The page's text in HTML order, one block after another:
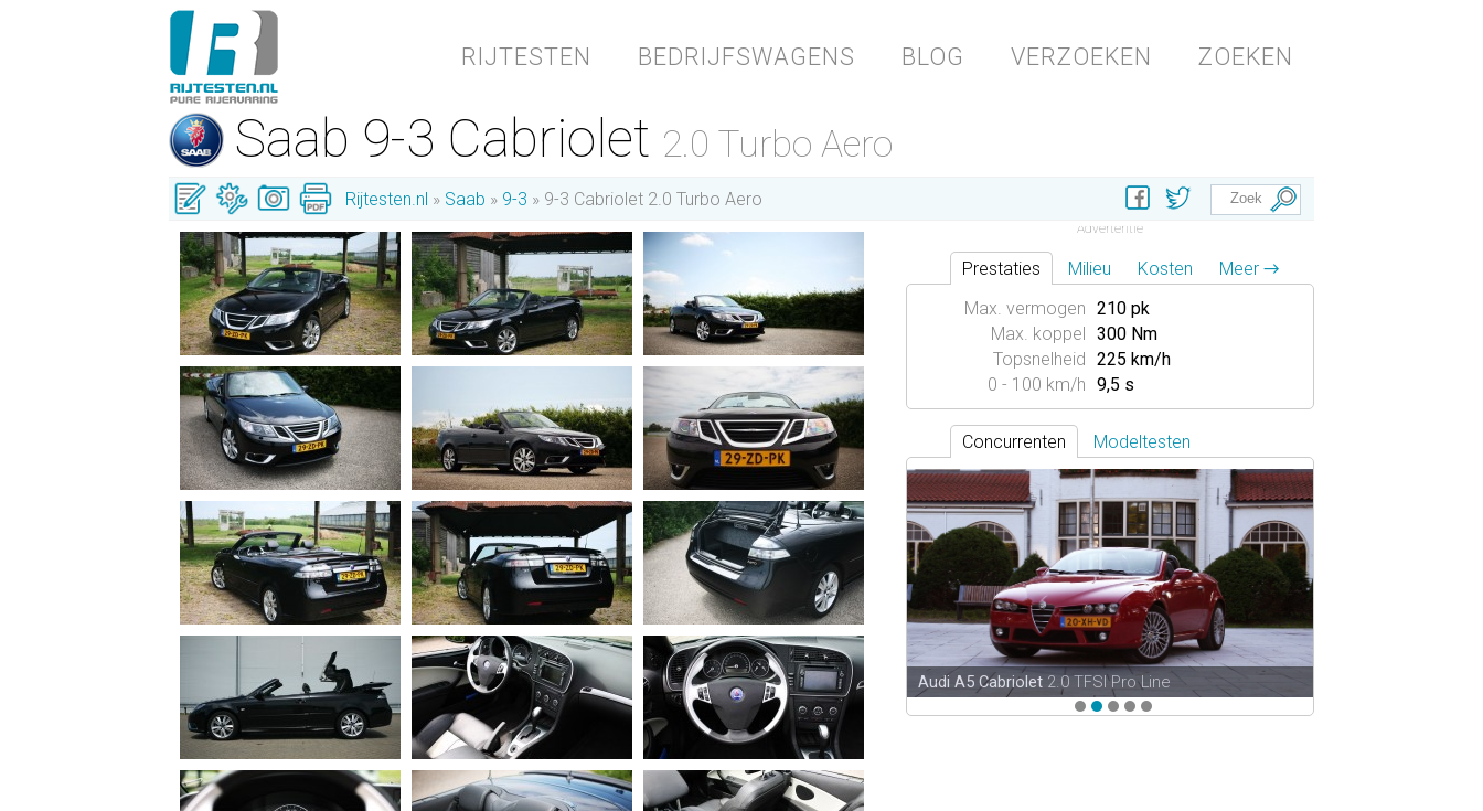
RIJTESTEN BEDRIJFSWAGENS BLOG VERZOEKEN ZOEKEN
Saab 9-3 Cabriolet 2.0 Turbo Aero
Rijtesten.nl Saab 9-3 9-3 Cabriolet 2.0 Turbo Aero
Prestaties Milieu Kosten
Meer →
Max. vermogen 210 pk
Max. koppel 300 Nm
Topsnelheid 225 km/h
0 - 100 km/h 9,5 s
Concurrenten Modeltesten
Audi A5 Cabriolet 2.0 TFSI Pro Line